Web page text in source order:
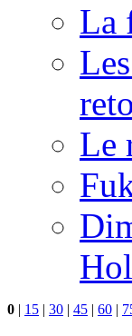
La
Le
0 | 15 | 30 | 45 | 60 |